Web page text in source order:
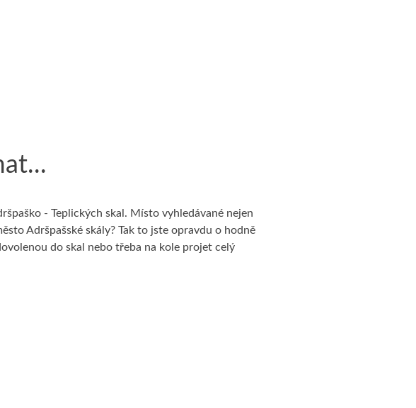
- Teplických skal. Místo vyhledávané nejen
Adršpašské skály? Tak to jste opravdu o hodně
do skal nebo třeba na kole projet celý